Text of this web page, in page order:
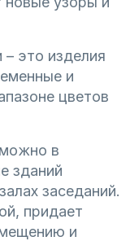
– это изделия
и
цветов
в
зданий
заседаний.
придает
и